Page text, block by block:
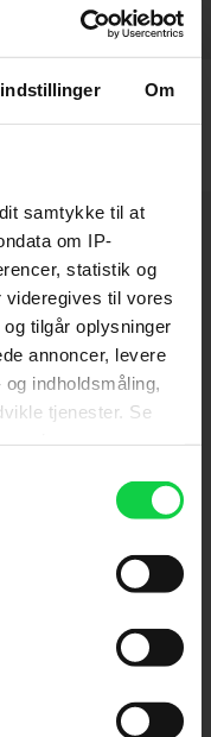
Om
samtykke til at
om IP-
statistik og
til vores
tilgår oplysninger
annoncer, levere
indholdsmåling,
tjenester. Se
på "Privacy
om din placering,
på en scanning af
Send
jeg samtidig